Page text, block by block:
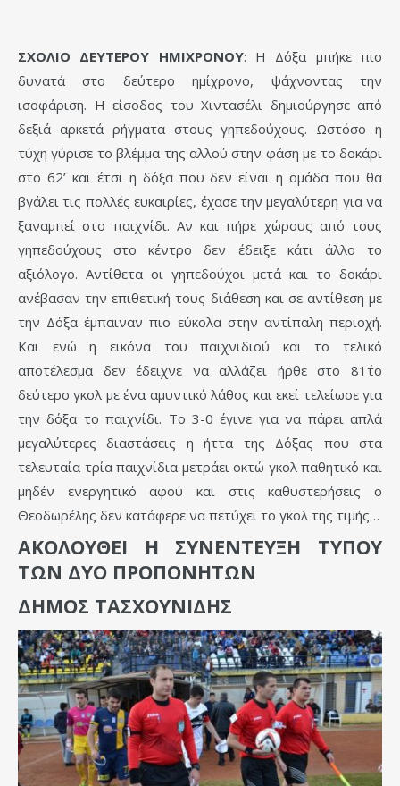
ΣΧΟΛΙΟ ΔΕΥΤΕΡΟΥ ΗΜΙΧΡΟΝΟΥ: Η Δόξα μπήκε πιο
δυνατά στο δεύτερο ημίχρονο, ψάχνοντας την
ισοφάριση. Η είσοδος του Χιντασέλι δημιούργησε από
δεξιά αρκετά ρήγματα στους γηπεδούχους. Ωστόσο η
τύχη γύρισε το βλέμμα της αλλού στην φάση με το δοκάρι
στο 62’ και έτσι η δόξα που δεν είναι η ομάδα που θα
βγάλει τις πολλές ευκαιρίες, έχασε την μεγαλύτερη για να
ξαναμπεί στο παιχνίδι. Αν και πήρε χώρους από τους
γηπεδούχους στο κέντρο δεν έδειξε κάτι άλλο το
αξιόλογο. Αντίθετα οι γηπεδούχοι μετά και το δοκάρι
ανέβασαν την επιθετική τους διάθεση και σε αντίθεση με
την Δόξα έμπαιναν πιο εύκολα στην αντίπαλη περιοχή.
Και ενώ η εικόνα του παιχνιδιού και το τελικό
αποτέλεσμα δεν έδειχνε να αλλάζει ήρθε στο 81΄το
δεύτερο γκολ με ένα αμυντικό λάθος και εκεί τελείωσε για
την δόξα το παιχνίδι. Το 3-0 έγινε για να πάρει απλά
μεγαλύτερες διαστάσεις η ήττα της Δόξας που στα
τελευταία τρία παιχνίδια μετράει οκτώ γκολ παθητικό και
μηδέν ενεργητικό αφού και στις καθυστερήσεις ο
Θεοδωρέλης δεν κατάφερε να πετύχει το γκολ της τιμής…
ΑΚΟΛΟΥΘΕΙ Η ΣΥΝΕΝΤΕΥΞΗ ΤΥΠΟΥ
ΤΩΝ ΔΥΟ ΠΡΟΠΟΝΗΤΩΝ
ΔΗΜΟΣ ΤΑΣΧΟΥΝΙΔΗΣ